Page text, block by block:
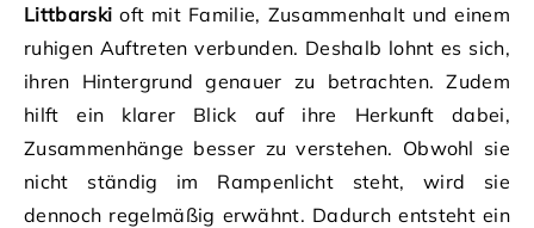
Littbarski oft mit Familie, Zusammenhalt und einem
ruhigen Auftreten verbunden. Deshalb lohnt es sich,
ihren Hintergrund genauer zu betrachten. Zudem
hilft ein klarer Blick auf ihre Herkunft dabei,
Zusammenhänge besser zu verstehen. Obwohl sie
nicht ständig im Rampenlicht steht, wird sie
dennoch regelmäßig erwähnt. Dadurch entsteht ein